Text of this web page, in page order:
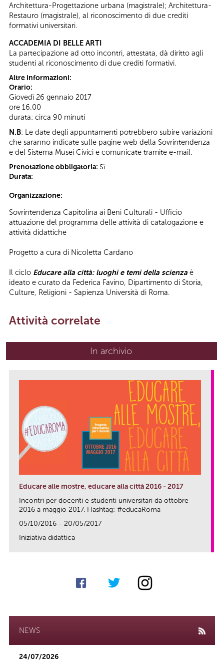
Architettura-Progettazione urbana (magistrale); Architettura-
Restauro (magistrale), al riconoscimento di due crediti
formativi universitari.
ACCADEMIA DI BELLE ARTI
La partecipazione ad otto incontri, attestata, dà diritto agli
studenti al riconoscimento di due crediti formativi.
Altre informazioni:
Orario:
Giovedì 26 gennaio 2017
ore 16.00
durata: circa 90 minuti
N.B: Le date degli appuntamenti potrebbero subire variazioni
che saranno indicate sulle pagine web della Sovrintendenza
e del Sistema Musei Civici e comunicate tramite e-mail.
Prenotazione obbligatoria: Sì
Durata:
Organizzazione:
Sovrintendenza Capitolina ai Beni Culturali - Ufficio
attuazione del programma delle attività di catalogazione e
attività didattiche
Progetto a cura di Nicoletta Cardano
Il ciclo Educare alla città: luoghi e temi della scienza è
ideato e curato da Federica Favino, Dipartimento di Storia,
Culture, Religioni - Sapienza Università di Roma.
Attività correlate
In archivio
Educare alle mostre, educare alla città 2016 - 2017
Incontri per docenti e studenti universitari da ottobre
2016 a maggio 2017. Hashtag: #educaRoma
05/10/2016 - 20/05/2017
Iniziativa didattica
NEWS
24/07/2026